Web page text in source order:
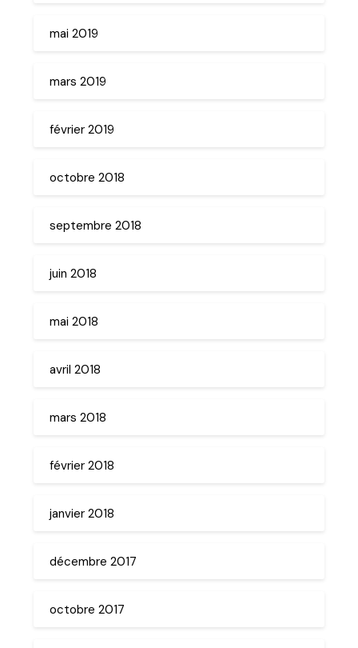
mai 2019
mars 2019
février 2019
octobre 2018
septembre 2018
juin 2018
mai 2018
avril 2018
mars 2018
février 2018
janvier 2018
décembre 2017
octobre 2017